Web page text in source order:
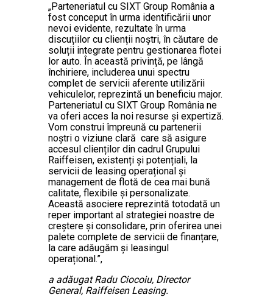
„Parteneriatul cu SIXT Group România a
fost conceput în urma identificării unor
nevoi evidente, rezultate în urma
discuțiilor cu clienții noștri, în căutare de
soluții integrate pentru gestionarea flotei
lor auto. În această privință, pe lângă
închiriere, includerea unui spectru
complet de servicii aferente utilizării
vehiculelor, reprezintă un beneficiu major.
Parteneriatul cu SIXT Group România ne
va oferi acces la noi resurse și expertiză.
Vom construi împreună cu partenerii
noștri o viziune clară care să asigure
accesul clienților din cadrul Grupului
Raiffeisen, existenți și potențiali, la
servicii de leasing operațional și
management de flotă de cea mai bună
calitate, flexibile și personalizate.
Această asociere reprezintă totodată un
reper important al strategiei noastre de
creștere și consolidare, prin oferirea unei
palete complete de servicii de finanțare,
la care adăugăm și leasingul
operațional.”,
a adăugat Radu Ciocoiu, Director
General, Raiffeisen Leasing.